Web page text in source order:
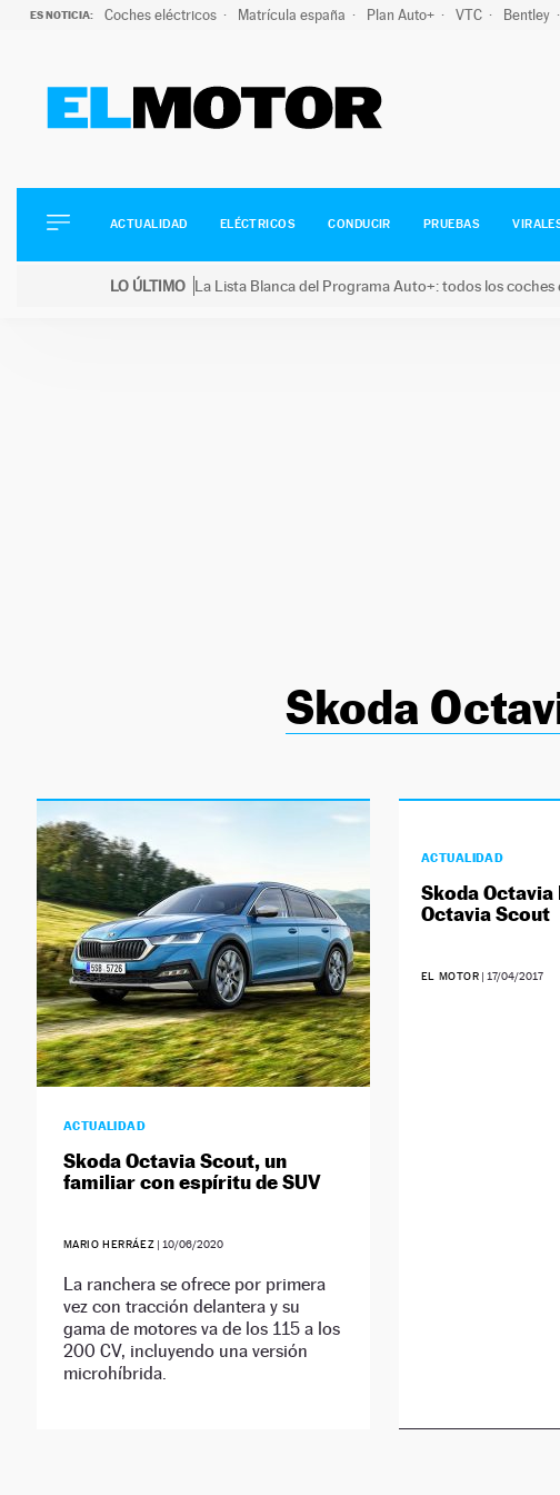
ES NOTICIA: Coches eléctricos Matrícula españa Plan Auto+ VTC Bentley
ELÉCTRICOS
CONDUCIR
ACTUALIDAD ELÉCTRICOS CONDUCIR PRUEBAS
LO ÚLTIMO La Lista Blanca del Programa Auto+: todos los
Skoda
ACTUALIDAD
Skoda Octavia Scout, un
familiar con espíritu de SUV
MARIO HERRÁEZ | 10/06/2020
La ranchera se ofrece por primera
vez con tracción delantera y su
gama de motores va de los 115 a los
200 CV, incluyendo una versión
microhíbrida.
ACTUALIDAD
Skoda Octavia
Octavia Scout
EL MOTOR | 17/04/2017